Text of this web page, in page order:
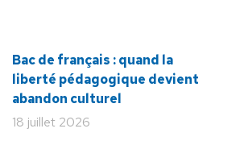
Bac de français : quand la
liberté pédagogique devient
abandon culturel
18 juillet 2026